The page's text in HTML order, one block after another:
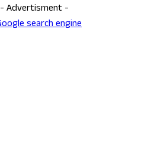
- Advertisment -